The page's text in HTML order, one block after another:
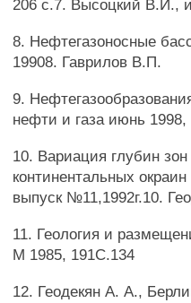
206 с.7. Высоцкий В.И.,
8. Нефтегазоносные
19908. Гаврилов В.П.
9.
нефти и газа июнь
10. Вариация глубин
континентальных
выпуск №11,1992г.10.
11. Геология и
М 1985, 191С.134
12. Геодекян А. А.,